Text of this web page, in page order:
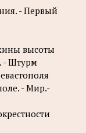
- Первый
высоты
- Штурм
- Мир.-